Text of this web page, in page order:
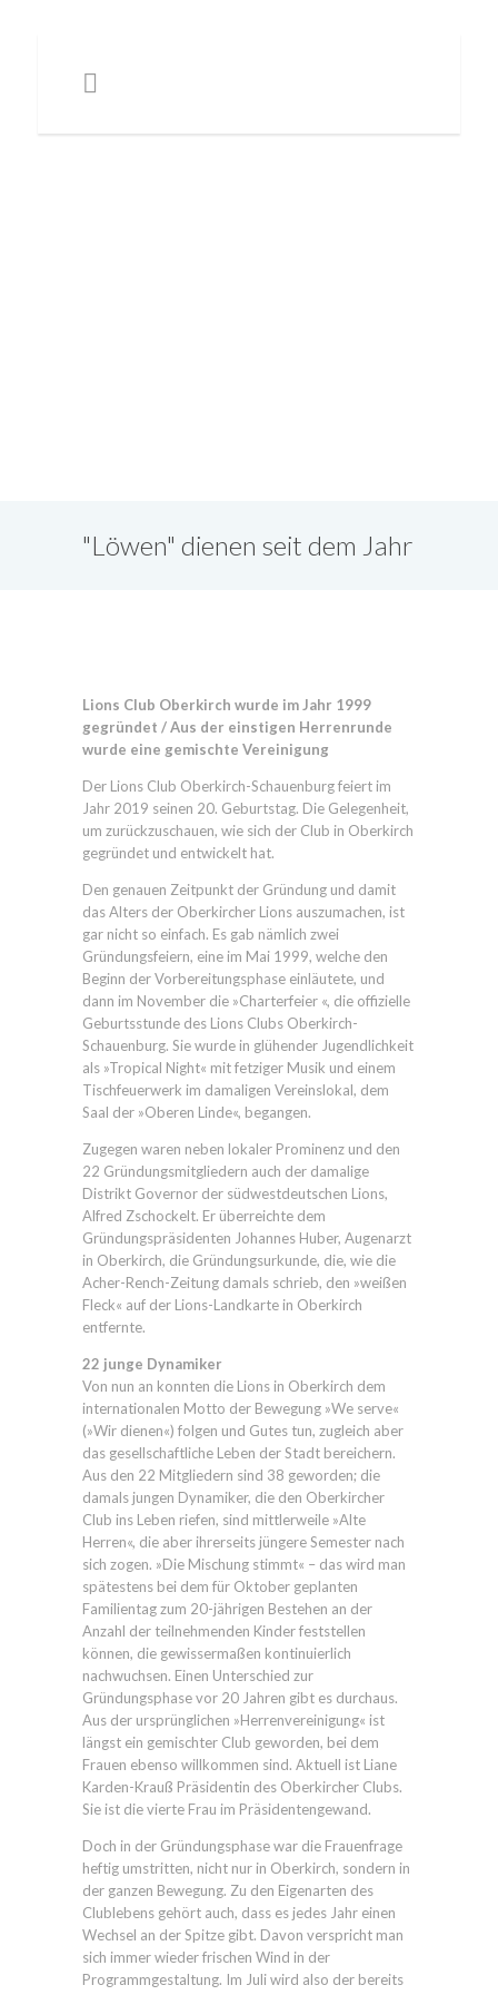
"Löwen" dienen seit dem Jahr
Lions Club Oberkirch wurde im Jahr 1999
gegründet / Aus der einstigen Herrenrunde
wurde eine gemischte Vereinigung
Der Lions Club Oberkirch-Schauenburg feiert im
Jahr 2019 seinen 20. Geburtstag. Die Gelegenheit,
um zurückzuschauen, wie sich der Club in Oberkirch
gegründet und entwickelt hat.
Den genauen Zeitpunkt der Gründung und damit
das Alters der Oberkircher Lions auszumachen, ist
gar nicht so einfach. Es gab nämlich zwei
Gründungsfeiern, eine im Mai 1999, welche den
Beginn der Vorbereitungsphase einläutete, und
dann im November die »Charterfeier «, die offizielle
Geburtsstunde des Lions Clubs Oberkirch-
Schauenburg. Sie wurde in glühender Jugendlichkeit
als »Tropical Night« mit fetziger Musik und einem
Tischfeuerwerk im damaligen Vereinslokal, dem
Saal der »Oberen Linde«, begangen.
Zugegen waren neben lokaler Prominenz und den
22 Gründungsmitgliedern auch der damalige
Distrikt Governor der südwestdeutschen Lions,
Alfred Zschockelt. Er überreichte dem
Gründungspräsidenten Johannes Huber, Augenarzt
in Oberkirch, die Gründungsurkunde, die, wie die
Acher-Rench-Zeitung damals schrieb, den »weißen
Fleck« auf der Lions-Landkarte in Oberkirch
entfernte.
22 junge Dynamiker
Von nun an konnten die Lions in Oberkirch dem
internationalen Motto der Bewegung »We serve«
(»Wir dienen«) folgen und Gutes tun, zugleich aber
das gesellschaftliche Leben der Stadt bereichern.
Aus den 22 Mitgliedern sind 38 geworden; die
damals jungen Dynamiker, die den Oberkircher
Club ins Leben riefen, sind mittlerweile »Alte
Herren«, die aber ihrerseits jüngere Semester nach
sich zogen. »Die Mischung stimmt« – das wird man
spätestens bei dem für Oktober geplanten
Familientag zum 20-jährigen Bestehen an der
Anzahl der teilnehmenden Kinder feststellen
können, die gewissermaßen kontinuierlich
nachwuchsen. Einen Unterschied zur
Gründungsphase vor 20 Jahren gibt es durchaus.
Aus der ursprünglichen »Herrenvereinigung« ist
längst ein gemischter Club geworden, bei dem
Frauen ebenso willkommen sind. Aktuell ist Liane
Karden-Krauß Präsidentin des Oberkircher Clubs.
Sie ist die vierte Frau im Präsidentengewand.
Doch in der Gründungsphase war die Frauenfrage
heftig umstritten, nicht nur in Oberkirch, sondern in
der ganzen Bewegung. Zu den Eigenarten des
Clublebens gehört auch, dass es jedes Jahr einen
Wechsel an der Spitze gibt. Davon verspricht man
sich immer wieder frischen Wind in der
Programmgestaltung. Im Juli wird also der bereits